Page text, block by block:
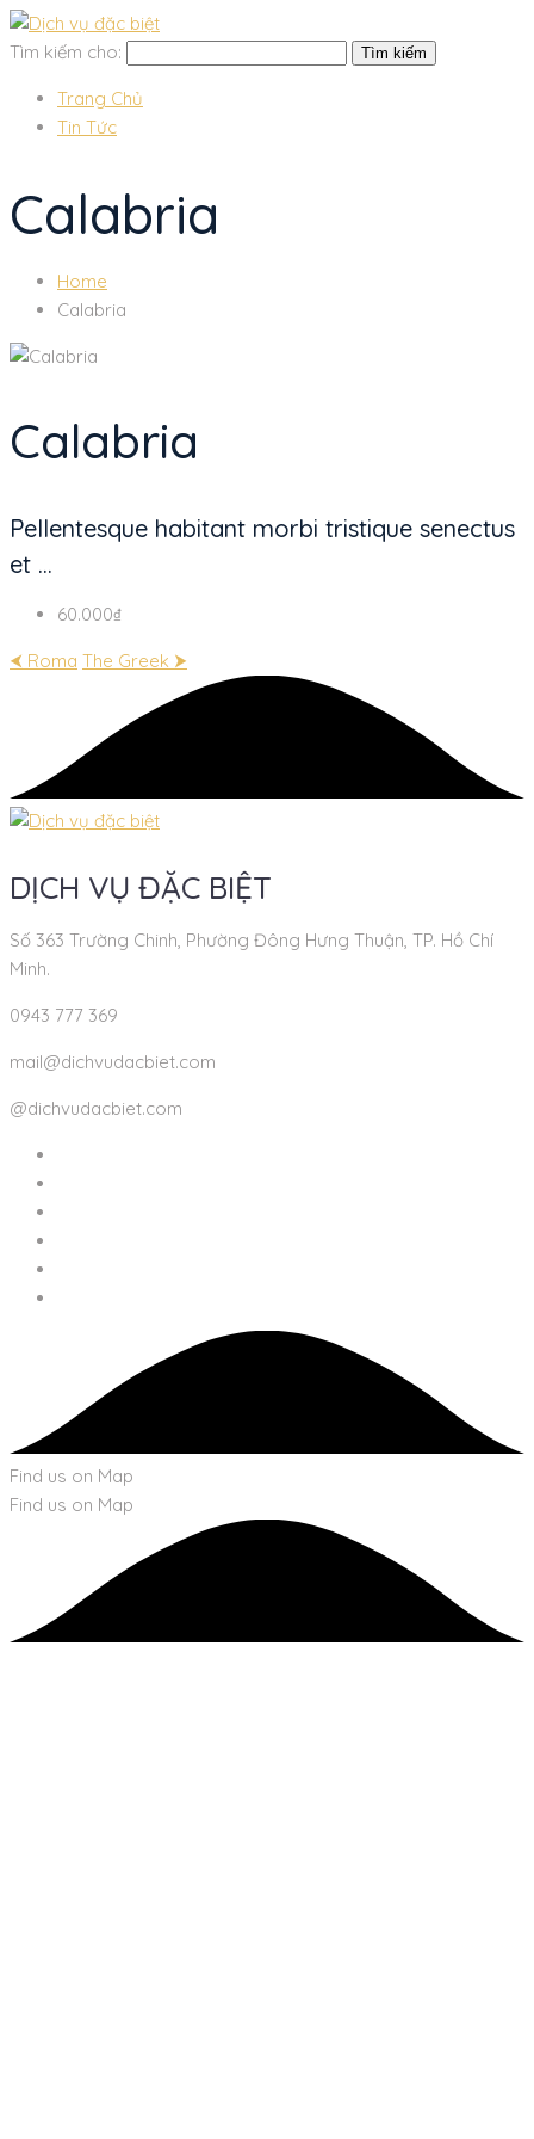
Tìm kiếm cho:
Trang Chủ
Tin Tức
Calabria
Home
Calabria
Calabria
Pellentesque habitant morbi tristique senectus
et ...
60.000₫
⮜ Roma The Greek ⮞
DỊCH VỤ ĐẶC BIỆT
Số 363 Trường Chinh, Phường Đông Hưng Thuận, TP. Hồ Chí
Minh.
0943 777 369
mail@dichvudacbiet.com
@dichvudacbiet.com
Find us on Map
Find us on Map